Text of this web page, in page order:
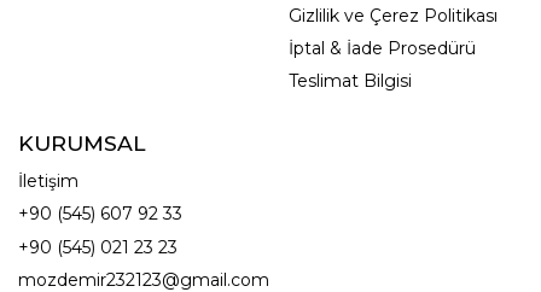
Gizlilik ve Çerez Politikası
İptal & İade Prosedürü
Teslimat Bilgisi
KURUMSAL
İletişim
+90 (545) 607 92 33
+90 (545) 021 23 23
mozdemir232123@gmail.com